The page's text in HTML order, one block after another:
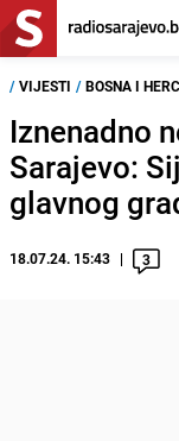
/ VIJESTI / BOSNA I
Iznenadno
Sarajevo:
glavnog
18.07.24. 15:43 3